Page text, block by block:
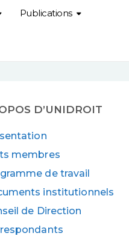
Publications
D’UNIDROIT
membres
de travail
institutionnels
de Direction